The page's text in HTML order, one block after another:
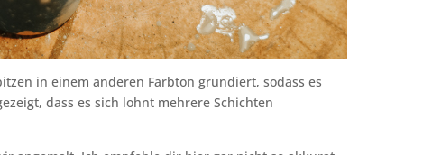
in einem anderen Farbton grundiert, sodass es
dass es sich lohnt mehrere Schichten